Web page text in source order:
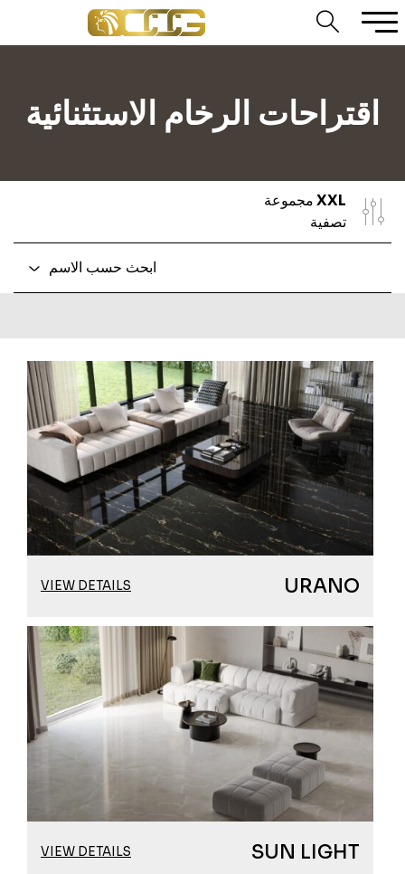
اقتراحات الرخام الاستثنائية
XXLمجموعة
تصفية
ابحث حسب الاسم
URANO
VIEW DETAILS
SUN LIGHT
VIEW DETAILS